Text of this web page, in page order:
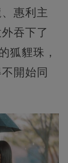
惠利主
吞下了
狐貍珠，
開始同